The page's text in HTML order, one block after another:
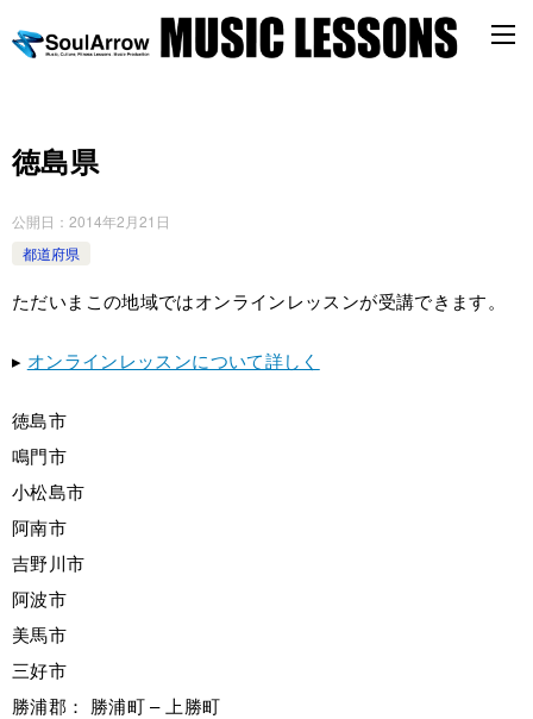
徳島県
公開日： 2014年2月21日
都道府県
ただいまこの地域ではオンラインレッスンが受講できます。
▸ オンラインレッスンについて詳しく
徳島市
鳴門市
小松島市
阿南市
吉野川市
阿波市
美馬市
三好市
勝浦郡： 勝浦町 – 上勝町